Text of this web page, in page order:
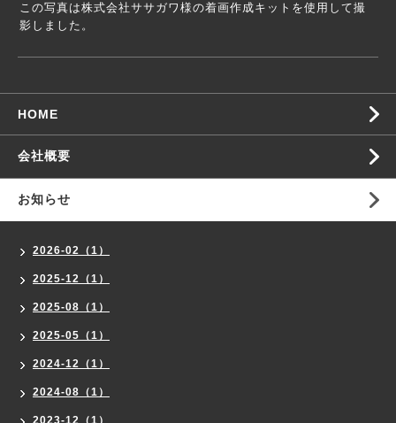
この写真は株式会社ササガワ様の着画作成キットを使用して撮
影しました。
HOME
会社概要
お知らせ
2026-02（1）
2025-12（1）
2025-08（1）
2025-05（1）
2024-12（1）
2024-08（1）
2023-12（1）